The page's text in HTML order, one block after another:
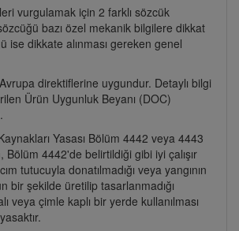
vurgulamak için 2 farklı sözcük
bazı özel mekanik bilgilere dikkat
ise dikkate alınması gereken genel
direktiflerine uygundur. Detaylı bilgi
Ürün Uygunluk Beyanı (DOC)
Yasası Bölüm 4442 veya 4443
Bölüm 4442'de belirtildiği gibi iyi çalışır
tutucuyla donatılmadığı veya yangının
bir şekilde üretilip tasarlanmadığı
veya çimle kaplı bir yerde kullanılması